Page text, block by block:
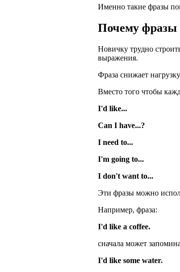
Именно такие фразы
Почему фразы
Новичку трудно
выражения.
Фраза снижает
Вместо того чтобы
I'd like...
Can I have...?
I need to...
I'm going to...
I don't want to...
Эти фразы можно
Например, фраза:
I'd like a coffee.
сначала может
I'd like some water.